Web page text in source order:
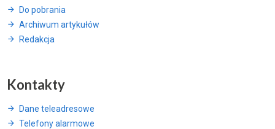
Do pobrania
Archiwum artykułów
Redakcja
Kontakty
Dane teleadresowe
Telefony alarmowe